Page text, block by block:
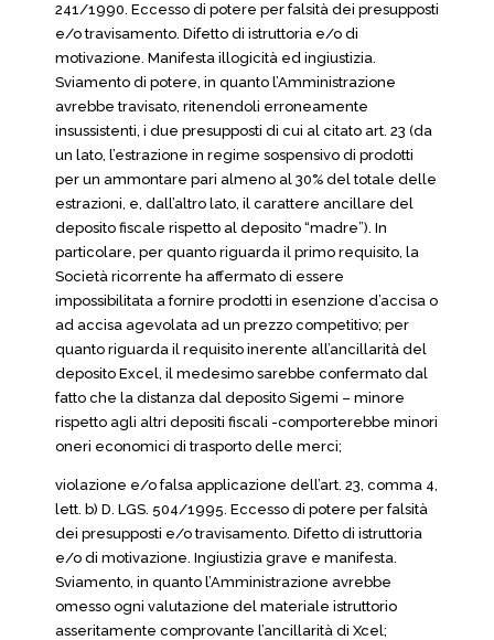
241/1990. Eccesso di potere per falsità dei presupposti
e/o travisamento. Difetto di istruttoria e/o di
motivazione. Manifesta illogicità ed ingiustizia.
Sviamento di potere, in quanto l’Amministrazione
avrebbe travisato, ritenendoli erroneamente
insussistenti, i due presupposti di cui al citato art. 23 (da
un lato, l’estrazione in regime sospensivo di prodotti
per un ammontare pari almeno al 30% del totale delle
estrazioni, e, dall’altro lato, il carattere ancillare del
deposito fiscale rispetto al deposito “madre”). In
particolare, per quanto riguarda il primo requisito, la
Società ricorrente ha affermato di essere
impossibilitata a fornire prodotti in esenzione d’accisa o
ad accisa agevolata ad un prezzo competitivo; per
quanto riguarda il requisito inerente all’ancillarità del
deposito Excel, il medesimo sarebbe confermato dal
fatto che la distanza dal deposito Sigemi – minore
rispetto agli altri depositi fiscali -comporterebbe minori
oneri economici di trasporto delle merci;
violazione e/o falsa applicazione dell’art. 23, comma 4,
lett. b) D. LGS. 504/1995. Eccesso di potere per falsità
dei presupposti e/o travisamento. Difetto di istruttoria
e/o di motivazione. Ingiustizia grave e manifesta.
Sviamento, in quanto l’Amministrazione avrebbe
omesso ogni valutazione del materiale istruttorio
asseritamente comprovante l’ancillarità di Xcel;